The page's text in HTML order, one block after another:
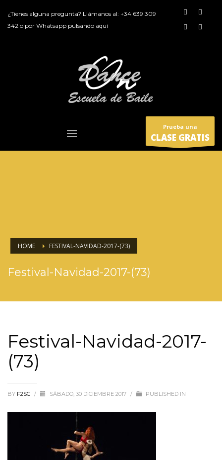
¿Tienes alguna pregunta? Llámanos al: +34 639 309
342 o por Whatsapp pulsando aquí
Prueba una
CLASE GRATIS
HOME FESTIVAL-NAVIDAD-2017-(73)
Festival-Navidad-2017-(73)
Festival-Navidad-2017-
(73)
BY F2SC / SÁBADO, 30 DICIEMBRE 2017 / PUBLISHED IN